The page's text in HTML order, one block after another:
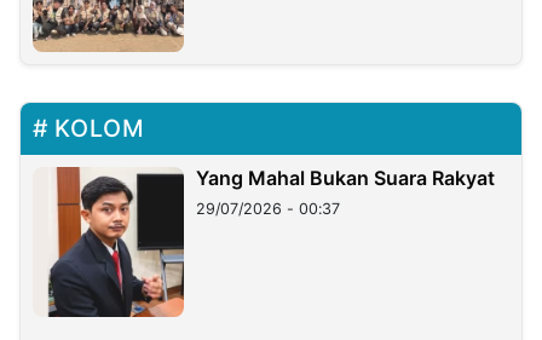
KOLOM
Yang Mahal Bukan Suara Rakyat
29/07/2026 - 00:37